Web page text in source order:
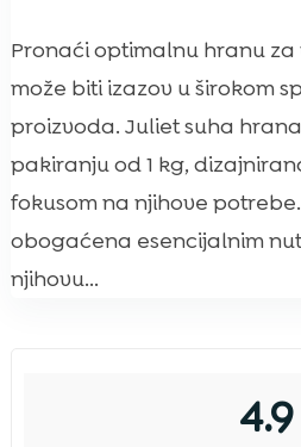
Pronaći optimalnu hranu
može biti izazov u širokom
proizvoda. Juliet suha
pakiranju od 1 kg,
fokusom na njihove
obogaćena esencijalnim
njihovu...
4.9